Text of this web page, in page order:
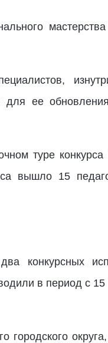
для ее
туре
вышло 15
конкурсных
в период с